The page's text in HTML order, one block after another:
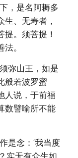
，是名阿耨多
、无寿者，
。须菩提！
。
弥山王，如是
般若波罗蜜
人说，于前福
数譬喻所不能
是念：‘我当度